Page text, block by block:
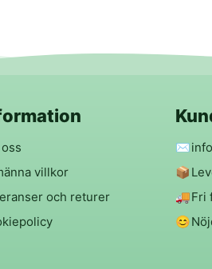
villkor
och returer
✉️
📦
🚚Fri
😊